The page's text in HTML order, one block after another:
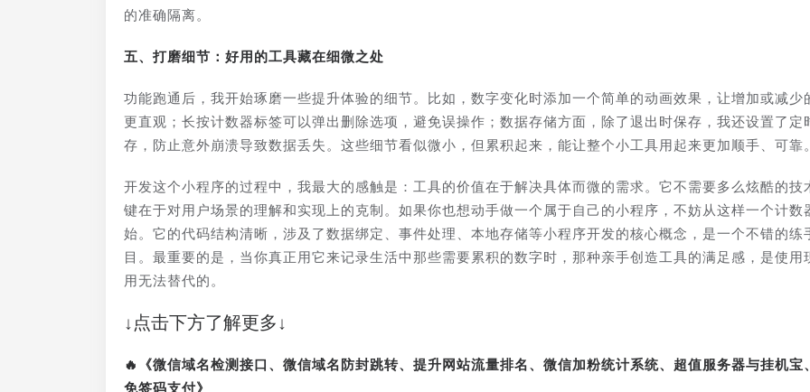
的准确隔离。
五、打磨细节：好用的工具藏在细微之处
功能跑通后，我开始琢磨一些提升体验的细节。比如，数字变化时添加一个简单的动画效果，让增加或减少
更直观；长按计数器标签可以弹出删除选项，避免误操作；数据存储方面，除了退出时保存，我还设置了定
存，防止意外崩溃导致数据丢失。这些细节看似微小，但累积起来，能让整个小工具用起来更加顺手、可靠。
开发这个小程序的过程中，我最大的感触是：工具的价值在于解决具体而微的需求。它不需要多么炫酷的技
键在于对用户场景的理解和实现上的克制。如果你也想动手做一个属于自己的小程序，不妨从这样一个计数
始。它的代码结构清晰，涉及了数据绑定、事件处理、本地存储等小程序开发的核心概念，是一个不错的练
目。最重要的是，当你真正用它来记录生活中那些需要累积的数字时，那种亲手创造工具的满足感，是使用
用无法替代的。
↓点击下方了解更多↓
🔥《微信域名检测接口、微信域名防封跳转、提升网站流量排名、微信加粉统计系统、超值服务器与挂机宝
免签码支付》